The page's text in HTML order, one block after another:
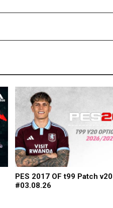
PES 2017 OF t99 Patch v20
#03.08.26